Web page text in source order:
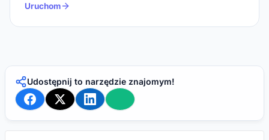
Uruchom
Udostępnij to narzędzie znajomym!